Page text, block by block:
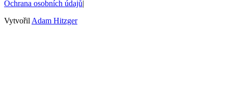
Ochrana osobních údajů|
Vytvořil Adam Hitzger